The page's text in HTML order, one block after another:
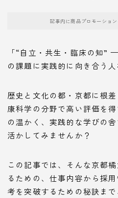
記事内に商品プロモーショ
「“自立・共生・臨床の知”
の課題に実践的に向き合う人
歴史と文化の都・京都に根
康科学の分野で高い評価を
の温かく、実践的な学びの
活かしてみませんか？
この記事では、そんな京都
るための、仕事内容から採
考を突破するための秘訣ま